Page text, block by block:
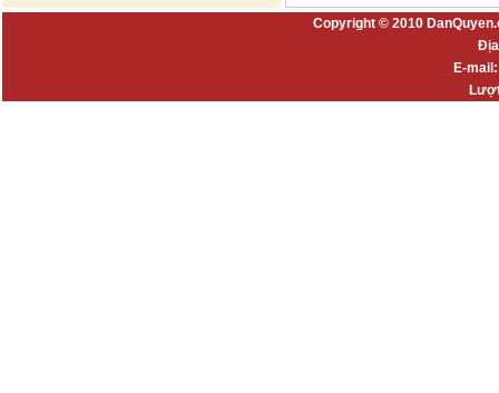
Copyright © 2010
E-